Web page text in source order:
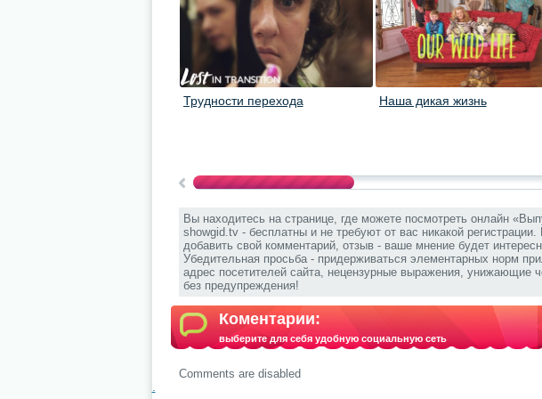
Трудности перехода Наша дикая жизнь
Вы находитесь на странице, где можете посмотреть онлайн
showgid.tv - бесплатны и не требуют от вас никакой
добавить свой комментарий, отзыв - ваше мнение будет
Убедительная просьба - придерживаться элементарных норм
адрес посетителей сайта, нецензурные выражения, унижающие
без предупреждения!
Коментарии:
выберите для себя удобную социальную сеть
Comments are disabled
.